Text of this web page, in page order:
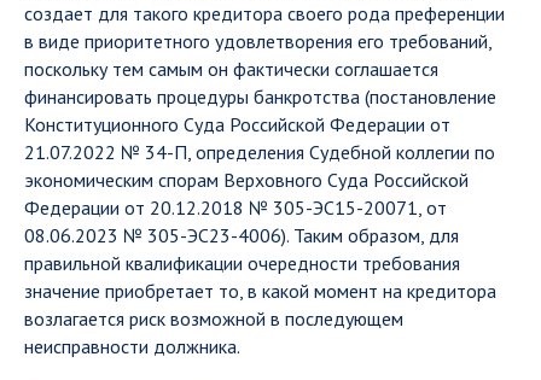
создает для такого кредитора своего рода преференции
в виде приоритетного удовлетворения его требований,
поскольку тем самым он фактически соглашается
финансировать процедуры банкротства (постановление
Конституционного Суда Российской Федерации от
21.07.2022 № 34-П, определения Судебной коллегии по
экономическим спорам Верховного Суда Российской
Федерации от 20.12.2018 № 305-ЭС15-20071, от
08.06.2023 № 305-ЭС23-4006). Таким образом, для
правильной квалификации очередности требования
значение приобретает то, в какой момент на кредитора
возлагается риск возможной в последующем
неисправности должника.